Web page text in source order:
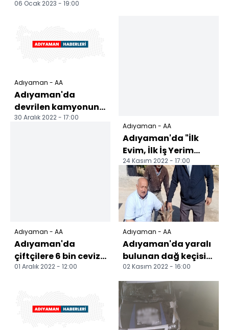
06 Ocak 2023 - 19:00
Adıyaman - AA
Adıyaman'da
devrilen kamyonun
sürücüsü öldü
30 Aralık 2022 - 17:00
Adıyaman - AA
Adıyaman'da
çiftçilere 6 bin ceviz
fidanı dağıtıldı
01 Aralık 2022 - 12:00
Adıyaman - AA
Adıyaman'da "İlk
Evim, İlk İş Yerim
Projesi"nde
yapılacak
konutların kura ç...
24 Kasım 2022 - 17:00
Adıyaman - AA
Adıyaman'da yaralı
bulunan dağ keçisi
tedavi altına alındı
02 Kasım 2022 - 16:00